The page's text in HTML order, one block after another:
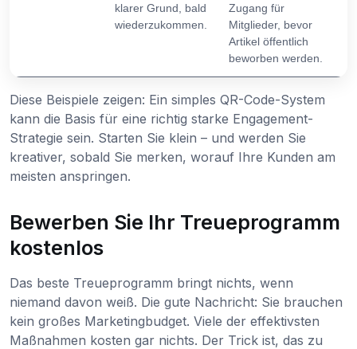
klarer Grund, bald
wiederzukommen.
Zugang für
Mitglieder, bevor
Artikel öffentlich
beworben werden.
Diese Beispiele zeigen: Ein simples QR-Code-System
kann die Basis für eine richtig starke Engagement-
Strategie sein. Starten Sie klein – und werden Sie
kreativer, sobald Sie merken, worauf Ihre Kunden am
meisten anspringen.
Bewerben Sie Ihr Treueprogramm
kostenlos
Das beste Treueprogramm bringt nichts, wenn
niemand davon weiß. Die gute Nachricht: Sie brauchen
kein großes Marketingbudget. Viele der effektivsten
Maßnahmen kosten gar nichts. Der Trick ist, das zu